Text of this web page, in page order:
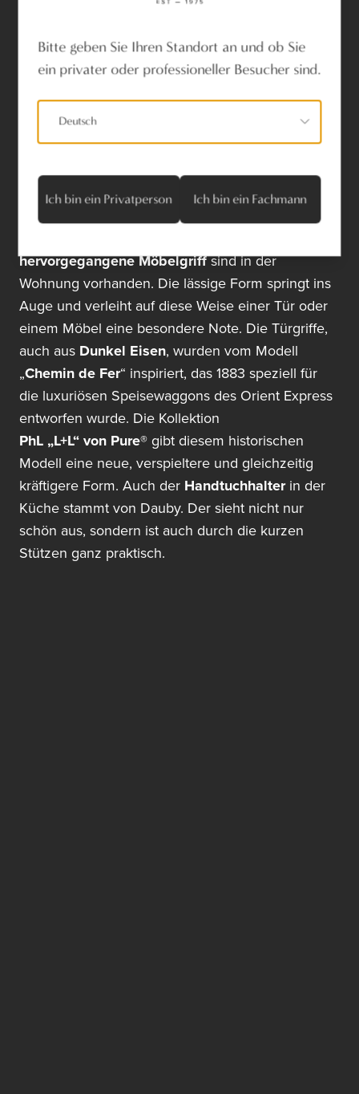
„Je häufiger die Produkte verwendet werden,
desto mehr Charakter und Ausstrahlung erhalten
sie. Im Laufe der Zeit wird die Patina immer
schöner und deshalb erübrigt sich die Pflege.
Lassen Sie die Natur ihren Gang gehen“, meint
Dauby. Sowohlder Schmetterlingsknopfaus
Dunkel Eisen als auch der aus dem
hervorgegangene Möbelgriffsind in der
Wohnung vorhanden. Die lässige Form springt ins
Auge und verleiht auf diese Weise einer Tür oder
einem Möbel eine besondere Note. Die Türgriffe,
auch aus Dunkel Eisen, wurden vom Modell
„Chemin de Fer“ inspiriert, das 1883 speziell für
die luxuriösen Speisewaggons des Orient Express
entworfen wurde. Die Kollektion
PhL „L+L“ von Pure®gibt diesem historischen
Modell eine neue, verspieltere und gleichzeitig
kräftigere Form. Auch der Handtuchhalterin der
Küche stammt von Dauby. Der sieht nicht nur
schön aus, sondern ist auch durch die kurzen
Stützen ganz praktisch.
Bitte geben Sie Ihren Standort an und ob Sie
ein privater oder professioneller Besucher sind.
Deutsch
Ich bin ein Privatperson Ich bin ein Fachmann